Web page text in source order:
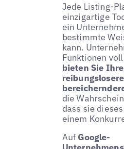
Jede Listing-
einzigartige
ein
bestimmte
kann.
Funktionen
bieten Sie
die
dass sie
einem
Auf Google-